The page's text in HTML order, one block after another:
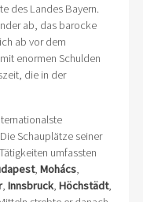
des Landes Bayern.
ab, das barocke
ab vor dem
enormen Schulden
die in der
Schauplätze seiner
umfassten
, Mohács,
, Innsbruck, Höchstädt,